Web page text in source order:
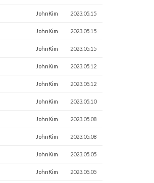
JohnKim 2023.05.15
JohnKim 2023.05.15
JohnKim 2023.05.15
JohnKim 2023.05.12
JohnKim 2023.05.12
JohnKim 2023.05.10
JohnKim 2023.05.08
JohnKim 2023.05.08
JohnKim 2023.05.05
JohnKim 2023.05.05